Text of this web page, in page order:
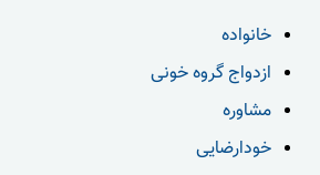
خانواده
ازدواج گروه خونی
مشاوره
خودارضایی